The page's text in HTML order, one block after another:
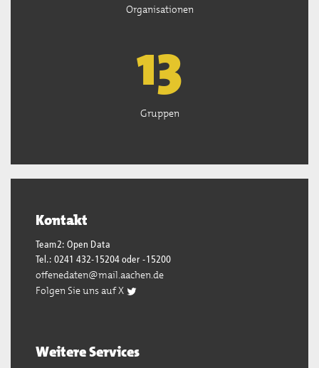
Organisationen
13
Gruppen
Kontakt
Team2: Open Data
Tel.: 0241 432-15204 oder -15200
offenedaten@mail.aachen.de
Folgen Sie uns auf X
Weitere Services